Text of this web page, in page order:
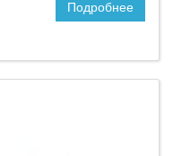
Подробнее